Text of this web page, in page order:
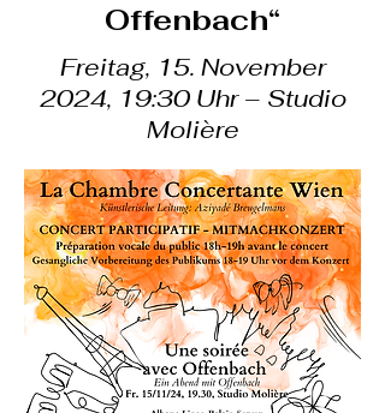
Offenbach“
Freitag, 15. November
2024, 19:30 Uhr – Studio
Molière